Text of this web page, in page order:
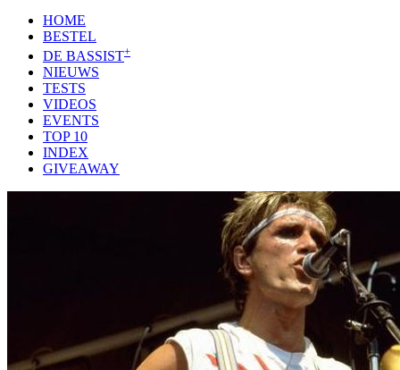
HOME
BESTEL
DE BASSIST+
NIEUWS
TESTS
VIDEOS
EVENTS
TOP 10
INDEX
GIVEAWAY